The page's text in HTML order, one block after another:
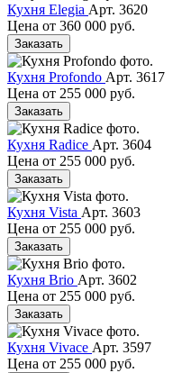
Кухня Elegia Арт. 3620
Цена от 360 000 руб.
Заказать
Кухня Profondo Арт. 3617
Цена от 255 000 руб.
Заказать
Кухня Radice Арт. 3604
Цена от 255 000 руб.
Заказать
Кухня Vista Арт. 3603
Цена от 255 000 руб.
Заказать
Кухня Brio Арт. 3602
Цена от 255 000 руб.
Заказать
Кухня Vivace Арт. 3597
Цена от 255 000 руб.